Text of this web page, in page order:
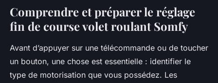
Comprendre et préparer le réglage
fin de course volet roulant Somfy
Avant d’appuyer sur une télécommande ou de toucher
un bouton, une chose est essentielle : identifier le
type de motorisation que vous possédez. Les